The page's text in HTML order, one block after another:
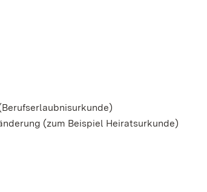
(zum Beispiel Heiratsurkunde)